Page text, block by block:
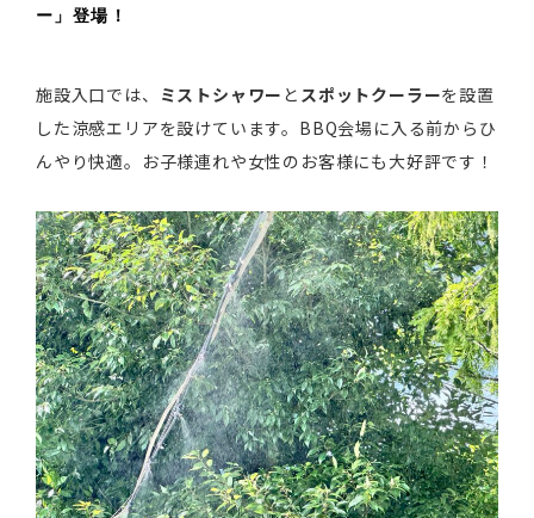
ー」登場！
施設入口では、 ミストシャワー と スポットクーラーを設置
した涼感エリアを設けています。BBQ会場に入る前からひ
んやり快適。お子様連れや女性のお客様にも大好評です！